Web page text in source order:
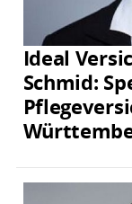
Ideal
Schmid: